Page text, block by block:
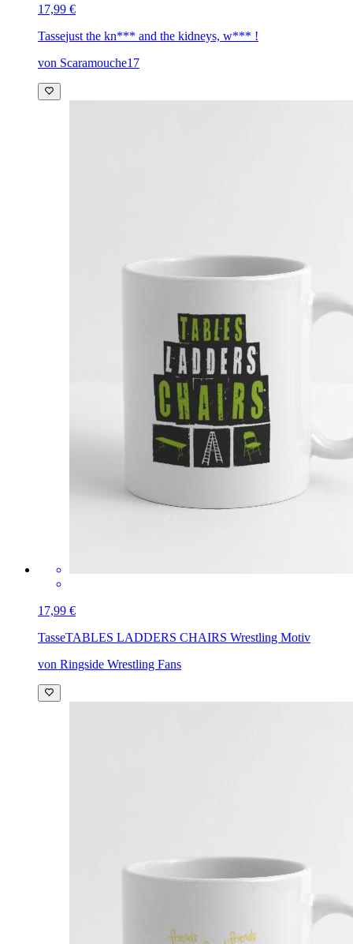
17,99 €
Tassejust the kn*** and the kidneys, w*** !
von Scaramouche17
17,99 €
TasseTABLES LADDERS CHAIRS Wrestling Motiv
von Ringside Wrestling Fans